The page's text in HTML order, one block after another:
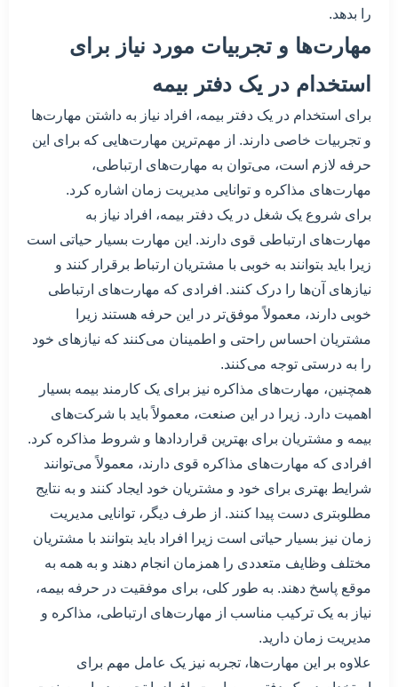
را بدهد.
مهارت‌ها و تجربیات مورد نیاز برای
استخدام در یک دفتر بیمه
برای استخدام در یک دفتر بیمه، افراد نیاز به داشتن مهارت‌ها
و تجربیات خاصی دارند. از مهم‌ترین مهارت‌هایی که برای این
حرفه لازم است، می‌توان به مهارت‌های ارتباطی،
مهارت‌های مذاکره و توانایی مدیریت زمان اشاره کرد.
برای شروع یک شغل در یک دفتر بیمه، افراد نیاز به
مهارت‌های ارتباطی قوی دارند. این مهارت بسیار حیاتی است
زیرا باید بتوانند به خوبی با مشتریان ارتباط برقرار کنند و
نیازهای آن‌ها را درک کنند. افرادی که مهارت‌های ارتباطی
خوبی دارند، معمولاً موفق‌تر در این حرفه هستند زیرا
مشتریان احساس راحتی و اطمینان می‌کنند که نیازهای خود
را به درستی توجه می‌کنند.
همچنین، مهارت‌های مذاکره نیز برای یک کارمند بیمه بسیار
اهمیت دارد. زیرا در این صنعت، معمولاً باید با شرکت‌های
بیمه و مشتریان برای بهترین قراردادها و شروط مذاکره کرد.
افرادی که مهارت‌های مذاکره قوی دارند، معمولاً می‌توانند
شرایط بهتری برای خود و مشتریان خود ایجاد کنند و به نتایج
مطلوبتری دست پیدا کنند. از طرف دیگر، توانایی مدیریت
زمان نیز بسیار حیاتی است زیرا افراد باید بتوانند با مشتریان
مختلف وظایف متعددی را همزمان انجام دهند و به همه به
موقع پاسخ دهند. به طور کلی، برای موفقیت در حرفه بیمه،
نیاز به یک ترکیب مناسب از مهارت‌های ارتباطی، مذاکره و
مدیریت زمان دارید.
علاوه بر این مهارت‌ها، تجربه نیز یک عامل مهم برای